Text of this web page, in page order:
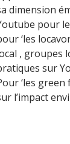
dimension
pour
‘les
, groupes
sur
‘les
l’impact